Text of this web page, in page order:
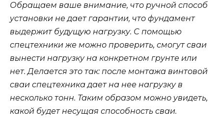
Обращаем ваше внимание, что ручной способ
установки не дает гарантии, что фундамент
выдержит будущую нагрузку. С помощью
спецтехники же можно проверить, смогут сваи
вынести нагрузку на конкретном грунте или
нет. Делается это так: после монтажа винтовой
сваи спецтехника дает на нее нагрузку в
несколько тонн. Таким образом можно увидеть,
какой будет несущая способность сваи.